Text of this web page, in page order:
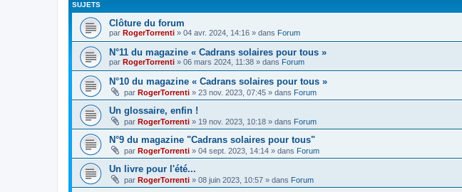
SUJETS
Clôture du forum
par RogerTorrenti » 04 avr. 2024, 14:16 » dans Forum
N°11 du magazine « Cadrans solaires pour tous »
par RogerTorrenti » 06 mars 2024, 11:38 » dans Forum
N°10 du magazine « Cadrans solaires pour tous »
par RogerTorrenti » 23 nov. 2023, 07:45 » dans Forum
Un glossaire, enfin !
par RogerTorrenti » 19 nov. 2023, 10:18 » dans Forum
N°9 du magazine "Cadrans solaires pour tous"
par RogerTorrenti » 04 sept. 2023, 14:14 » dans Forum
Un livre pour l'été...
par RogerTorrenti » 08 juin 2023, 10:57 » dans Forum